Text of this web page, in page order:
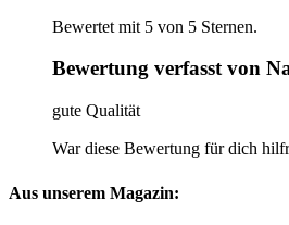
Bewertet mit 5 von 5 Sternen.
Bewertung verfasst von
gute Qualität
War diese Bewertung für dich
Aus unserem Magazin: